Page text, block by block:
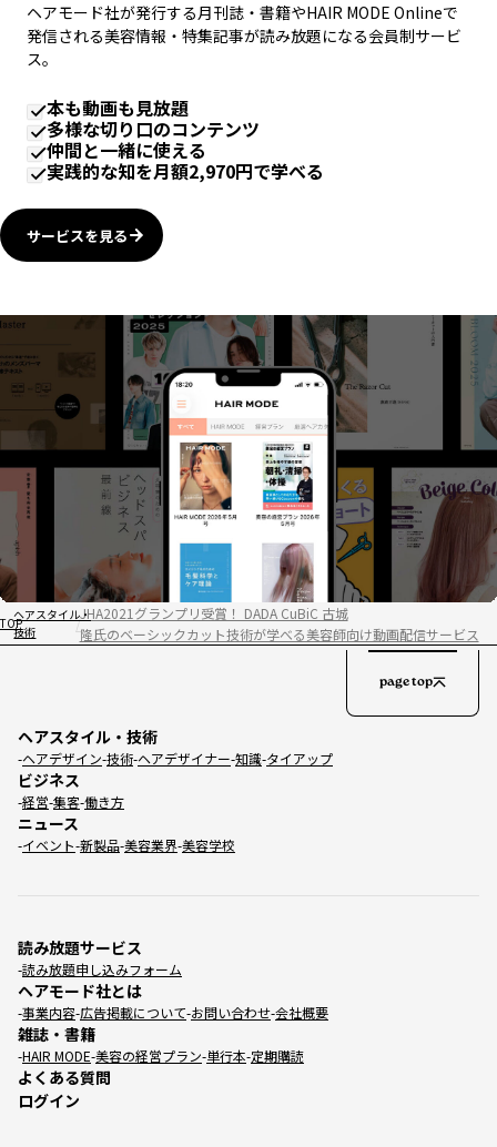
ヘアモード社が発行する月刊誌・書籍やHAIR MODE Onlineで
発信される美容情報・特集記事が読み放題になる会員制サービ
ス。
本も動画も見放題
多様な切り口のコンテンツ
仲間と一緒に使える
実践的な知を月額2,970円で学べる
サービスを見る
TOP
ヘアスタイル・
技術
JHA2021グランプリ受賞！ DADA CuBiC 古城
隆氏のベーシックカット技術が学べる美容師向け動画配信サービス
ヘアスタイル・技術
ヘアデザイン 技術 ヘアデザイナー 知識 タイアップ
ビジネス
経営 集客 働き方
ニュース
イベント 新製品 美容業界 美容学校
読み放題サービス
読み放題申し込みフォーム
ヘアモード社とは
事業内容 広告掲載について お問い合わせ 会社概要
雑誌・書籍
HAIR MODE 美容の経営プラン 単行本 定期購読
よくある質問
ログイン
page top